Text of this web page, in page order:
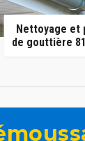
Nettoyage et
de gouttière